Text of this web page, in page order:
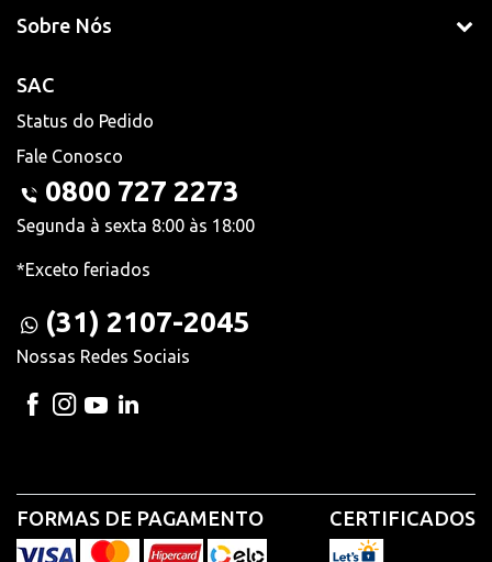
Sobre Nós
SAC
Status do Pedido
Fale Conosco
0800 727 2273
Segunda à sexta 8:00 às 18:00
*Exceto feriados
(31) 2107-2045
Nossas Redes Sociais
FORMAS DE PAGAMENTO CERTIFICADOS